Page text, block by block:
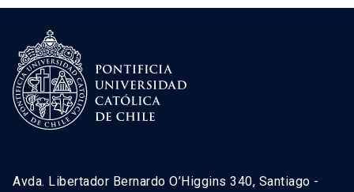
Avda. Libertador Bernardo O’Higgins 340, Santiago -